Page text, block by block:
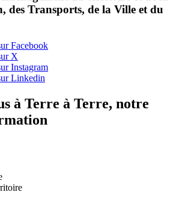
des Transports, de la Ville et du
Facebook
X
Instagram
Linkedin
à Terre à Terre, notre